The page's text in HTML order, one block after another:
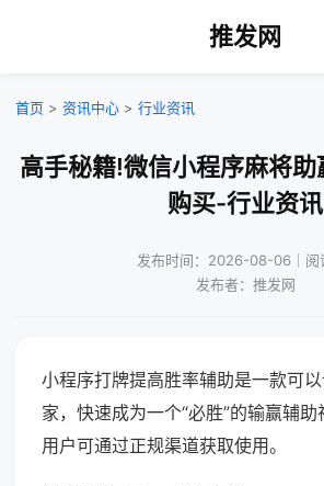
推发网
首页 > 资讯中心 > 行业资讯
高手秘籍!微信小程序麻将助
购买-行业资讯
发布时间：2026-08-06｜阅
发布者：推发网
小程序打牌提高胜率辅助是一款可
家，快速成为一个“必胜”的输赢辅
用户可通过正规渠道获取使用。